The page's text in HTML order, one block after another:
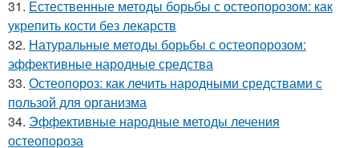
31. Естественные методы борьбы с остеопорозом: как
укрепить кости без лекарств
32. Натуральные методы борьбы с остеопорозом:
эффективные народные средства
33. Остеопороз: как лечить народными средствами с
пользой для организма
34. Эффективные народные методы лечения
остеопороза